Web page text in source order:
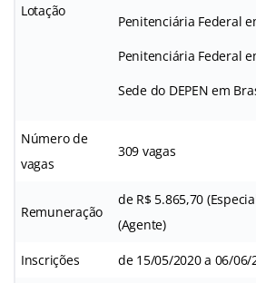
Lotação
Penitenciária Federal
Penitenciária Federal
Sede do DEPEN em
Número de
vagas
309 vagas
Remuneração
de R$ 5.865,70
(Agente)
Inscrições de 15/05/2020 a 06/06/